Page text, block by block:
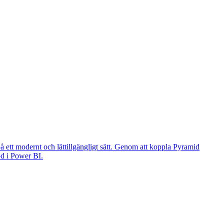
ett modernt och lättillgängligt sätt. Genom att koppla Pyramid
i Power BI.